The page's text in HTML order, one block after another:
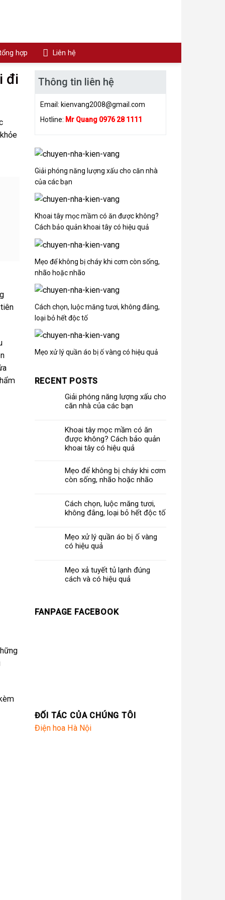
hợp Liên hệ
đi Thông tin liên hệ
Email: kienvang2008@gmail.com
Hotline: Mr Quang 0976 28 1111
Giải phóng năng lượng xấu cho căn nhà
của các bạn
Khoai tây mọc mầm có ăn được không?
Cách bảo quản khoai tây có hiệu quả
Mẹo để không bị cháy khi cơm còn sống,
nhão hoặc nhão
Cách chọn, luộc măng tươi, không đắng,
loại bỏ hết độc tố
Mẹo xử lý quần áo bị ố vàng có hiệu quả
RECENT POSTS
Giải phóng năng lượng xấu cho
căn nhà của các bạn
Khoai tây mọc mầm có ăn
được không? Cách bảo quản
khoai tây có hiệu quả
Mẹo để không bị cháy khi cơm
còn sống, nhão hoặc nhão
Cách chọn, luộc măng tươi,
không đắng, loại bỏ hết độc tố
Mẹo xử lý quần áo bị ố vàng
có hiệu quả
Mẹo xả tuyết tủ lạnh đúng
cách và có hiệu quả
FANPAGE FACEBOOK
ĐỐI TÁC CỦA CHÚNG TÔI
Điện hoa Hà Nội